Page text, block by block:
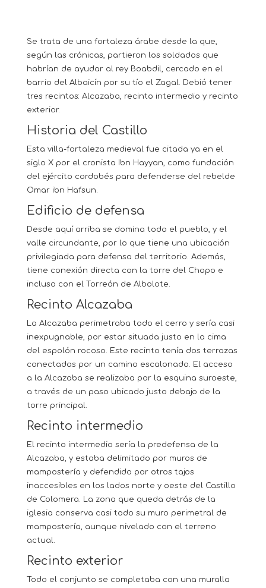
Se trata de una fortaleza árabe desde la que,
según las crónicas, partieron los soldados que
habrían de ayudar al rey Boabdil, cercado en el
barrio del Albaicín por su tío el Zagal. Debió tener
tres recintos: Alcazaba, recinto intermedio y recinto
exterior.
Historia del Castillo
Esta villa-fortaleza medieval fue citada ya en el
siglo X por el cronista Ibn Hayyan, como fundación
del ejército cordobés para defenderse del rebelde
Omar ibn Hafsun.
Edificio de defensa
Desde aquí arriba se domina todo el pueblo, y el
valle circundante, por lo que tiene una ubicación
privilegiada para defensa del territorio. Además,
tiene conexión directa con la torre del Chopo e
incluso con el Torreón de Albolote.
Recinto Alcazaba
La Alcazaba perimetraba todo el cerro y sería casi
inexpugnable, por estar situada justo en la cima
del espolón rocoso. Este recinto tenía dos terrazas
conectadas por un camino escalonado. El acceso
a la Alcazaba se realizaba por la esquina suroeste,
a través de un paso ubicado justo debajo de la
torre principal.
Recinto intermedio
El recinto intermedio sería la predefensa de la
Alcazaba, y estaba delimitado por muros de
mampostería y defendido por otros tajos
inaccesibles en los lados norte y oeste del Castillo
de Colomera. La zona que queda detrás de la
iglesia conserva casi todo su muro perimetral de
mampostería, aunque nivelado con el terreno
actual.
Recinto exterior
Todo el conjunto se completaba con una muralla